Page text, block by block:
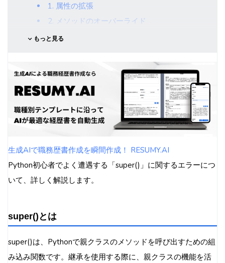
1. 属性の拡張
2. メソッドのオーバーライド
ベストプラクティス
もっと見る
生成AIで職務歴書作成を瞬間作成！ RESUMY.AI
Python初心者でよく遭遇する「super()」に関するエラーにつ
いて、詳しく解説します。
super()とは
super()は、Pythonで親クラスのメソッドを呼び出すための組
み込み関数です。継承を使用する際に、親クラスの機能を活